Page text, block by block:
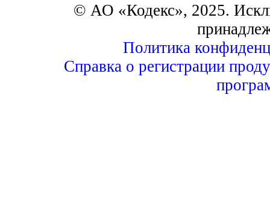
© АО «Кодекс», 2025.
Политика
Справка о регистрации